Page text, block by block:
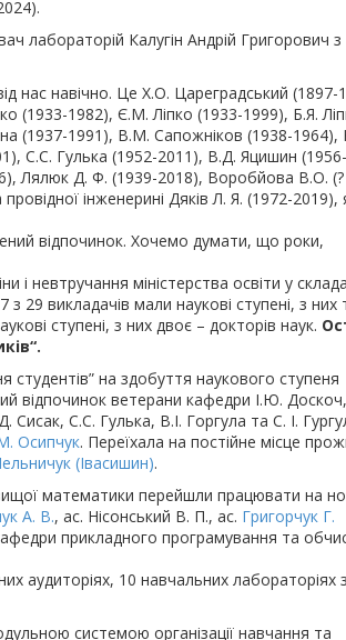
лабораторій Калугін Андрій Григорович
нас навічно. Це Х.О. Цареградський (1897-
(1933-1982), Є.М. Ліпко (1933-1999), Б.Я.
(1937-1991), В.М. Сапожніков (1938-1964),
С.С. Гулька (1952-2011), В.Д. Яцишин
Лялюк Д. Ф. (1939-2018), Воробйова В.О. (?
інженерині Дяків Л. Я. (1972-2019),
відпочинок. Хочемо думати, що роки,
невтручання міністерства освіти у
29 викладачів мали наукові ступені, з них
ступені, з них двоє – докторів наук.
на здобуття наукового ступеня
відпочинок ветерани кафедри І.Ю.
С.С. Гулька, В.І. Горгула та С. І.
Осипчук. Переїхала на постійне місце
(Івасишин).
математики перейшли працювати на
А. В., ас. Нісонський В. П., ас. Григорчук Г.
прикладного програмування та
аудиторіях, 10 навчальних лабораторіях з
системою організації навчання та